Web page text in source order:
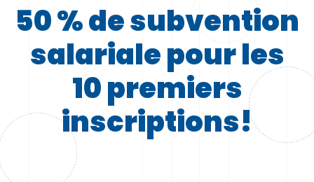
50 % de subvention
salariale pour les
10 premiers
inscriptions!